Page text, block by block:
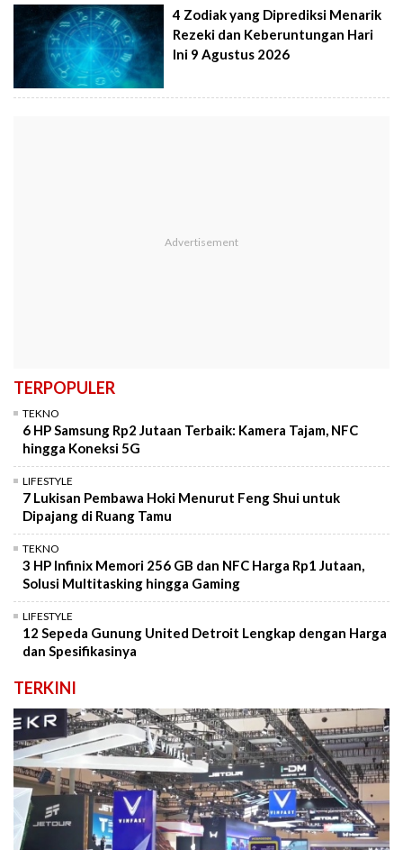
4 Zodiak yang Diprediksi Menarik
Rezeki dan Keberuntungan Hari
Ini 9 Agustus 2026
TERPOPULER
TEKNO
6 HP Samsung Rp2 Jutaan Terbaik: Kamera Tajam, NFC
hingga Koneksi 5G
LIFESTYLE
7 Lukisan Pembawa Hoki Menurut Feng Shui untuk
Dipajang di Ruang Tamu
TEKNO
3 HP Infinix Memori 256 GB dan NFC Harga Rp1 Jutaan,
Solusi Multitasking hingga Gaming
LIFESTYLE
12 Sepeda Gunung United Detroit Lengkap dengan Harga
dan Spesifikasinya
TERKINI